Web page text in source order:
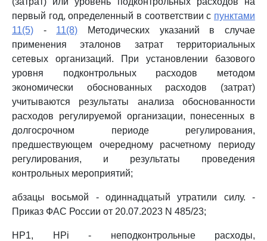
первый год, определенный в соответствии с пунктами
11(5) - 11(8) Методических указаний в случае
применения эталонов затрат территориальных
сетевых организаций. При установлении базового
уровня подконтрольных расходов методом
экономически обоснованных расходов (затрат)
учитываются результаты анализа обоснованности
расходов регулируемой организации, понесенных в
долгосрочном периоде регулирования,
предшествующем очередному расчетному периоду
регулирования, и результаты проведения
контрольных мероприятий;
абзацы восьмой - одиннадцатый утратили силу. -
Приказ ФАС России от 20.07.2023 N 485/23;
НР1, НРi - неподконтрольные расходы,